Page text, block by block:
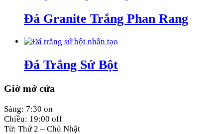
Đá Granite Trắng Phan Rang
Đá Trắng Sứ Bột
Giờ mở cửa
Sáng: 7:30 on
Chiều: 19:00 off
Từ: Thứ 2 – Chủ Nhật